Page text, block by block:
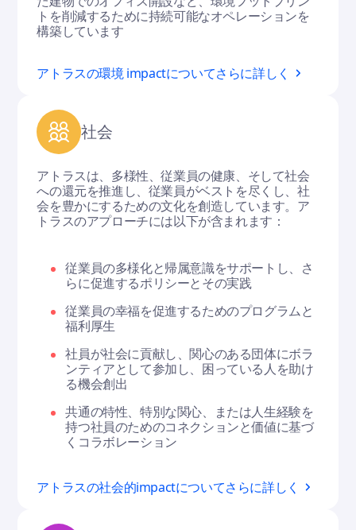
トを削減するために持続可能なオペレーションを
構築しています
アトラスの環境 impactについてさらに詳しく
社会
アトラスは、多様性、従業員の健康、そして社会
への還元を推進し、従業員がベストを尽くし、社
会を豊かにするための文化を創造しています。ア
トラスのアプローチには以下が含まれます：
従業員の多様化と帰属意識をサポートし、さ
らに促進するポリシーとその実践
従業員の幸福を促進するためのプログラムと
福利厚生
社員が社会に貢献し、関心のある団体にボラ
ンティアとして参加し、困っている人を助け
る機会創出
共通の特性、特別な関心、または人生経験を
持つ社員のためのコネクションと価値に基づ
くコラボレーション
アトラスの社会的impactについてさらに詳しく